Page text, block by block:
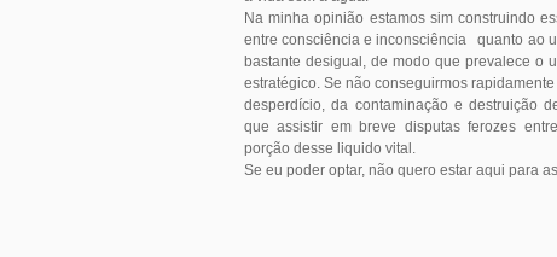
Na minha opinião estamos sim construindo
entre consciência e inconsciência quanto ao
bastante desigual, de modo que prevalece o
estratégico. Se não conseguirmos
desperdício, da contaminação e destruição
que assistir em breve disputas ferozes
porção desse liquido vital.
Se eu poder optar, não quero estar aqui para